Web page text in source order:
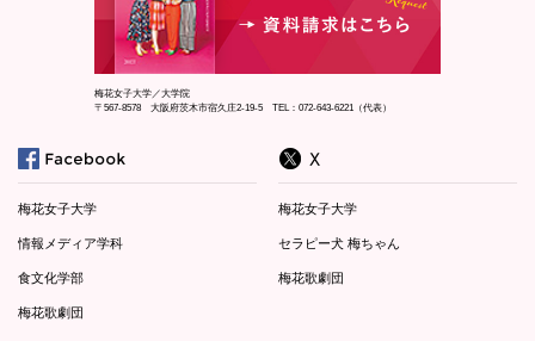
梅花女子大学／大学院
〒567-8578 大阪府茨木市宿久庄2-19-5 TEL：072-643-6221（代表）
梅花女子大学
情報メディア学科
食文化学部
梅花歌劇団
梅花女子大学
セラピー犬 梅ちゃん
梅花歌劇団